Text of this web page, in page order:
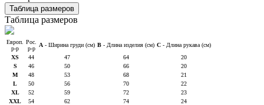
Таблица размеров
Таблица размеров
Европ.
р-р
Рос.
р-р
A - Ширина груди (см) B - Длина изделия (см) C - Длина рукава (см)
XS
44 47 64
20
S
46 50 66
20
M
48 53 68
21
L
50 56 70
22
XL
52 59 72
23
XXL
54 62 74
24